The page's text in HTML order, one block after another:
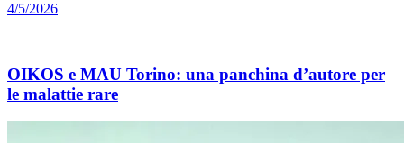
4/5/2026
OIKOS e MAU Torino: una panchina d’autore per
le malattie rare